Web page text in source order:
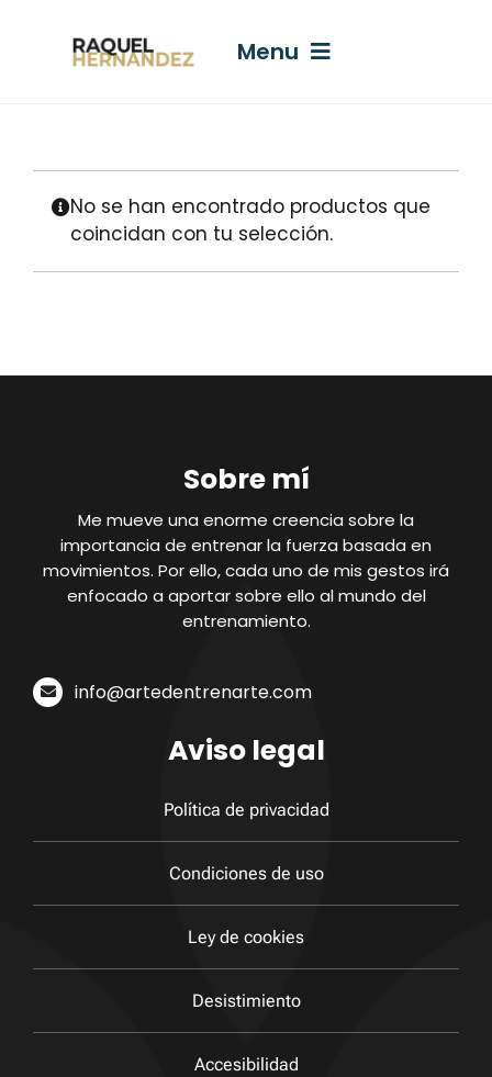
contenido
Menu
Libros
Contacto
No se han encontrado productos que
coincidan con tu selección.
Sobre mí
Me mueve una enorme creencia sobre la
importancia de entrenar la fuerza basada en
movimientos. Por ello, cada uno de mis gestos irá
enfocado a aportar sobre ello al mundo del
entrenamiento.
info@artedentrenarte.com
Aviso legal
Política de privacidad
Condiciones de uso
Ley de cookies
Desistimiento
Accesibilidad